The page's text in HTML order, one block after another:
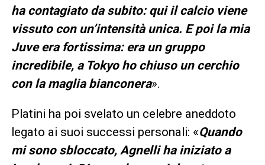
ha contagiato da subito: qui il calcio viene
vissuto con un’intensità unica. E poi la mia
Juve era fortissima: era un gruppo
incredibile, a Tokyo ho chiuso un cerchio
con la maglia bianconera».
Platini ha poi svelato un celebre aneddoto
legato ai suoi successi personali: «Quando
mi sono sbloccato, Agnelli ha iniziato a